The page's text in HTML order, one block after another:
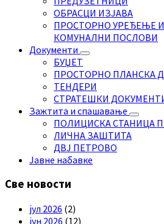
ОБРАСЦИ ИЗЈАВА
ПРОСТОРНО УРЕЂЕЊЕ
КОМУНАЛНИ ПОСЛОВИ
Документи
БУЏЕТ
ПРОСТОРНО ПЛАНСКА
ТЕНДЕРИ
СТРАТЕШКИ
Зажтита и спашавање
ПОЛИЦИСКА СТАНИЦА
ЛИЧНА ЗАШТИТА
ДВЈ ПЕТРОВО
Јавне набавке
Све новости
јул 2026 (2)
јун 2026 (12)